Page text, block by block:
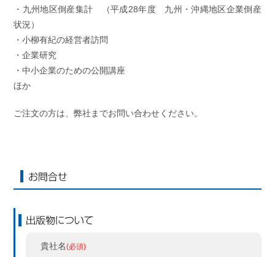
・九州地区倒産集計 （平成28年度 九州・沖縄地区企業倒産
状況）
・小柳有紀の経営者訪問
・企業研究
・中小企業のための公開講座
ほか
ご注文の方は、弊社までお問い合わせください。
貴社名(必須)